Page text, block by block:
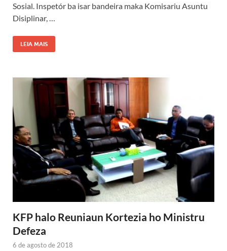
Sosial. Inspetór ba isar bandeira maka Komisariu Asuntu
Disiplinar, …
LEIA MAIS
KFP halo Reuniaun Kortezia ho Ministru
Defeza
6 de agosto de 2018